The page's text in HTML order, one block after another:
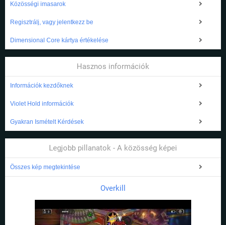
Közösségi imasarok
Regisztrálj, vagy jelentkezz be
Dimensional Core kártya értékelése
Hasznos információk
Információk kezdőknek
Violet Hold információk
Gyakran Ismételt Kérdések
Legjobb pillanatok - A közösség képei
Összes kép megtekintése
Overkill